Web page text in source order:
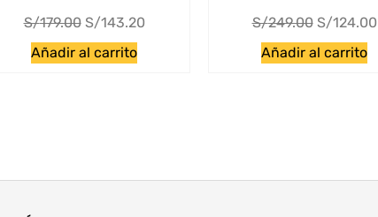
S/179.00 S/143.20
Añadir al carrito
S/249.00 S/124.00
Añadir al carrito